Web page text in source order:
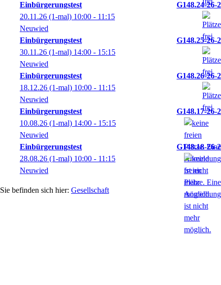
Einbürgerungstest
G148.17-26-2
10.08.26 (1-mal) 14:00 - 15:15
Neuwied
Einbürgerungstest
G148.18-26-2
28.08.26 (1-mal) 10:00 - 11:15
Neuwied
Einbürgerungstest
G148.24-26-2
20.11.26 (1-mal) 10:00 - 11:15
Neuwied
Einbürgerungstest
G148.25-26-2
30.11.26 (1-mal) 14:00 - 15:15
Neuwied
Einbürgerungstest
G148.26-26-2
18.12.26 (1-mal) 10:00 - 11:15
Neuwied
Gesellschaft